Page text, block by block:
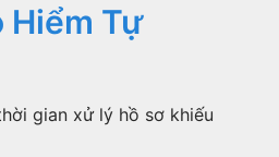
Hiểm Tự
gian xử lý hồ sơ khiếu